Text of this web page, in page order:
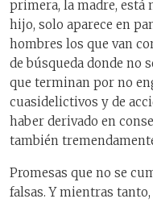
primera, la madre, está
hijo, solo aparece en
hombres los que van
de búsqueda donde no
que terminan por no
cuasidelictivos y de
haber derivado en
también
Promesas que no se
falsas. Y mientras